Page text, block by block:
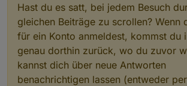
Hast du es satt, bei jedem Besuch
gleichen Beiträge zu scrollen? Wenn
für ein Konto anmeldest, kommst du
genau dorthin zurück, wo du zuvor
kannst dich über neue Antworten
benachrichtigen lassen (entweder